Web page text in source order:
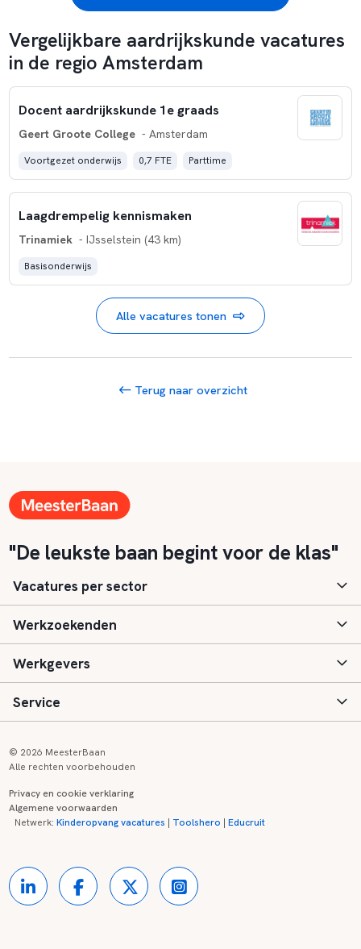
Vergelijkbare aardrijkskunde vacatures
in de regio Amsterdam
Docent aardrijkskunde 1e graads
Geert Groote College - Amsterdam
Voortgezet onderwijs 0,7 FTE Parttime
Laagdrempelig kennismaken
Trinamiek - IJsselstein (43 km)
Basisonderwijs
Alle vacatures tonen
Terug naar overzicht
"De leukste baan begint voor de klas"
Vacatures per sector
Basisonderwijs
Speciaal (basis) onderwijs
Voortgezet onderwijs
Kinderopvang
Werkzoekenden
Aanmelden
Vacatures
Zij-instroom informatie
Onderwijsregio's
Werkgevers
Inloggen
Registreren
Contact
Service
Onderwijs links
Partners
© 2026 MeesterBaan
Alle rechten voorbehouden
Privacy en cookie verklaring
Algemene voorwaarden
Netwerk:Kinderopvang vacatures | Toolshero |Educruit